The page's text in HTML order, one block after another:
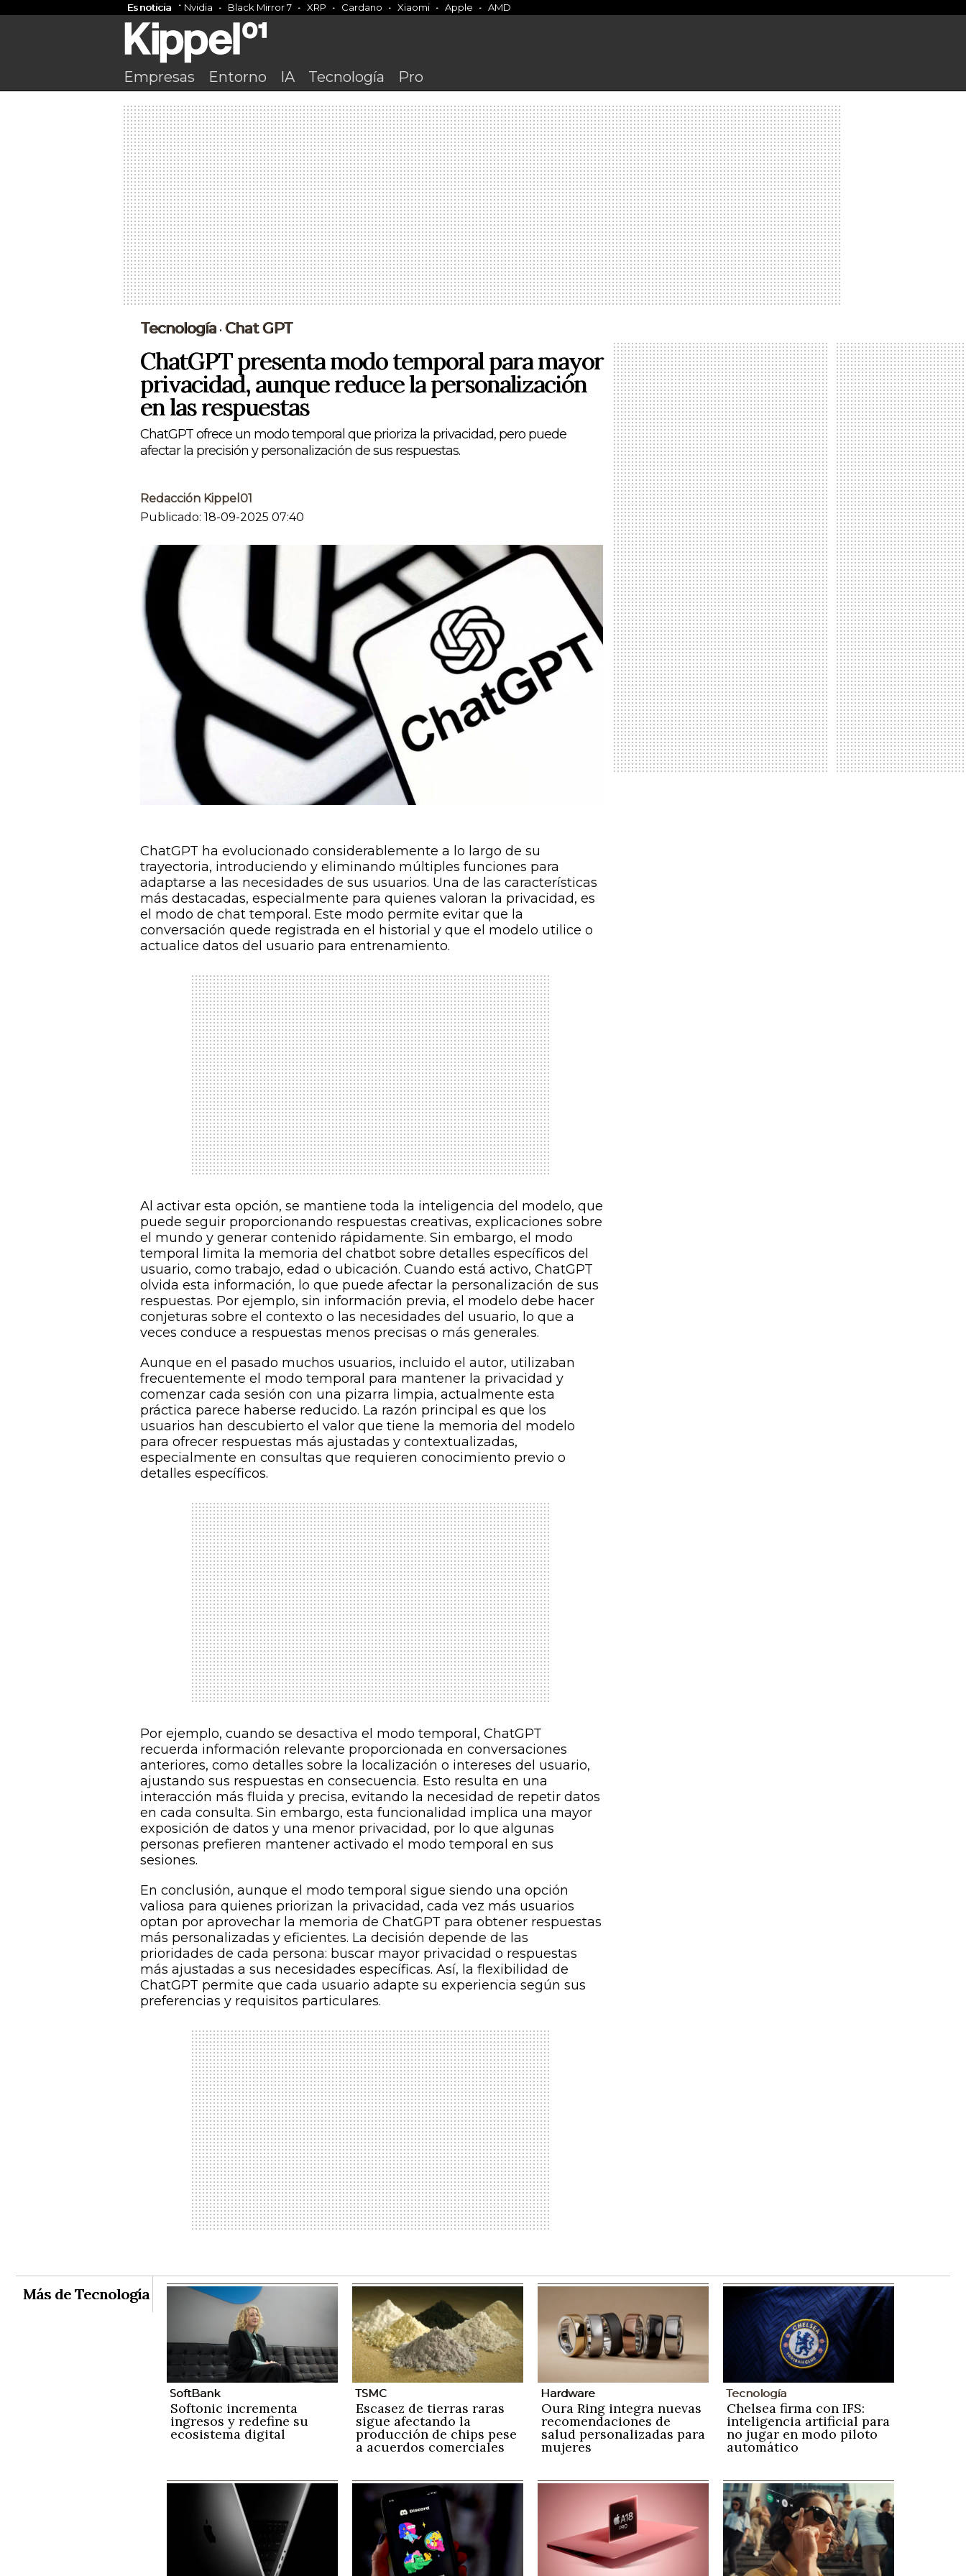
Es noticia Nvidia Black Mirror 7 XRP Cardano Xiaomi Apple AMD
Empresas Entorno IA Tecnología Pro
Tecnología • Chat GPT
ChatGPT presenta modo temporal para mayor
privacidad, aunque reduce la personalización
en las respuestas
ChatGPT ofrece un modo temporal que prioriza la privacidad, pero puede
afectar la precisión y personalización de sus respuestas.
Redacción Kippel01
Publicado: 18-09-2025 07:40
ChatGPT ha evolucionado considerablemente a lo largo de su
trayectoria, introduciendo y eliminando múltiples funciones para
adaptarse a las necesidades de sus usuarios. Una de las características
más destacadas, especialmente para quienes valoran la privacidad, es
el modo de chat temporal. Este modo permite evitar que la
conversación quede registrada en el historial y que el modelo utilice o
actualice datos del usuario para entrenamiento.
Al activar esta opción, se mantiene toda la inteligencia del modelo, que
puede seguir proporcionando respuestas creativas, explicaciones sobre
el mundo y generar contenido rápidamente. Sin embargo, el modo
temporal limita la memoria del chatbot sobre detalles específicos del
usuario, como trabajo, edad o ubicación. Cuando está activo, ChatGPT
olvida esta información, lo que puede afectar la personalización de sus
respuestas. Por ejemplo, sin información previa, el modelo debe hacer
conjeturas sobre el contexto o las necesidades del usuario, lo que a
veces conduce a respuestas menos precisas o más generales.
Aunque en el pasado muchos usuarios, incluido el autor, utilizaban
frecuentemente el modo temporal para mantener la privacidad y
comenzar cada sesión con una pizarra limpia, actualmente esta
práctica parece haberse reducido. La razón principal es que los
usuarios han descubierto el valor que tiene la memoria del modelo
para ofrecer respuestas más ajustadas y contextualizadas,
especialmente en consultas que requieren conocimiento previo o
detalles específicos.
Por ejemplo, cuando se desactiva el modo temporal, ChatGPT
recuerda información relevante proporcionada en conversaciones
anteriores, como detalles sobre la localización o intereses del usuario,
ajustando sus respuestas en consecuencia. Esto resulta en una
interacción más fluida y precisa, evitando la necesidad de repetir datos
en cada consulta. Sin embargo, esta funcionalidad implica una mayor
exposición de datos y una menor privacidad, por lo que algunas
personas prefieren mantener activado el modo temporal en sus
sesiones.
En conclusión, aunque el modo temporal sigue siendo una opción
valiosa para quienes priorizan la privacidad, cada vez más usuarios
optan por aprovechar la memoria de ChatGPT para obtener respuestas
más personalizadas y eficientes. La decisión depende de las
prioridades de cada persona: buscar mayor privacidad o respuestas
más ajustadas a sus necesidades específicas. Así, la flexibilidad de
ChatGPT permite que cada usuario adapte su experiencia según sus
preferencias y requisitos particulares.
Más de Tecnología
SoftBank
Softonic incrementa
ingresos y redefine su
ecosistema digital
TSMC
Escasez de tierras raras
sigue afectando la
producción de chips pese
a acuerdos comerciales
Hardware
Oura Ring integra nuevas
recomendaciones de
salud personalizadas para
mujeres
Tecnología
Chelsea firma con IFS:
inteligencia artificial para
no jugar en modo piloto
automático